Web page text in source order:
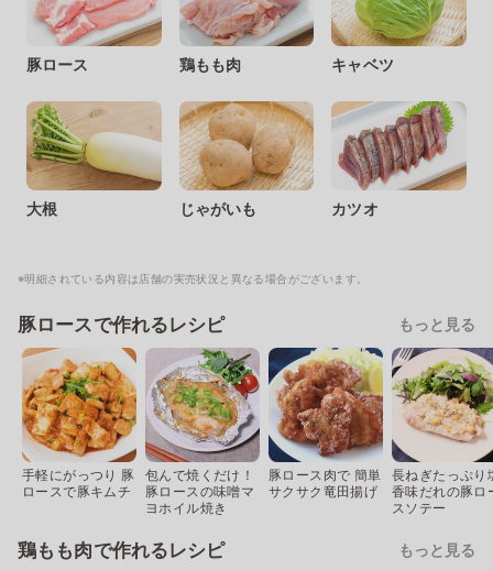
豚ロース 鶏もも肉 キャベツ
大根 じゃがいも カツオ
※明細されている内容は店舗の実売状況と異なる場合がございます。
豚ロースで作れるレシピ もっと見る
手軽にがっつり 豚
ロースで豚キムチ
包んで焼くだけ！
豚ロースの味噌マ
ヨホイル焼き
豚ロース肉で 簡単
サクサク竜田揚げ
長ねぎたっぷり
香味だれの豚ロ
スソテー
鶏もも肉で作れるレシピ もっと見る